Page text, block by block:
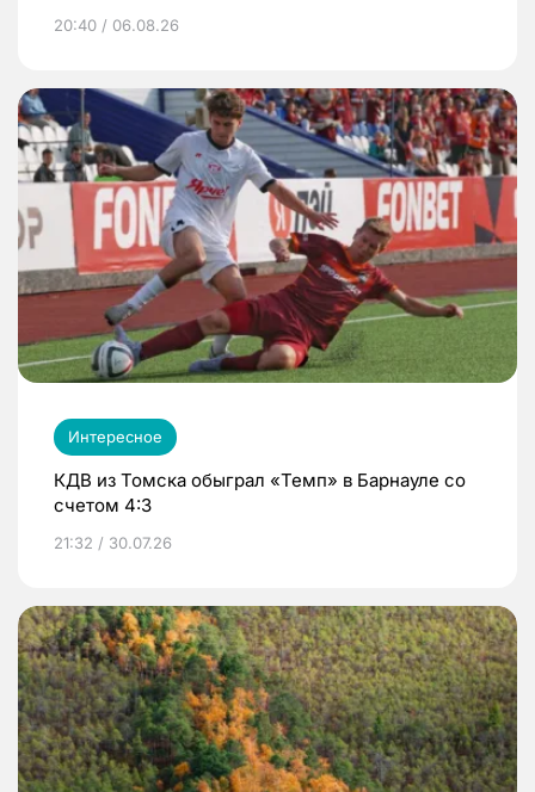
20:40 / 06.08.26
Интересное
КДВ из Томска обыграл «Темп» в Барнауле со
счетом 4:3
21:32 / 30.07.26